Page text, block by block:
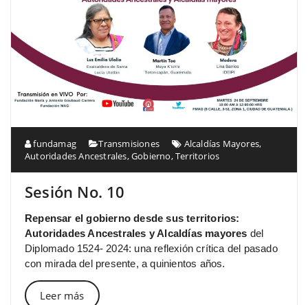
fundamag Transmisiones Alcaldías Mayores,
Autoridades Ancestrales,Gobierno,Territorios
Sesión No. 10
Repensar el gobierno desde sus territorios:
Autoridades Ancestrales y Alcaldías mayores del
Diplomado 1524- 2024: una reflexión crítica del pasado
con mirada del presente, a quinientos años.
Leer más